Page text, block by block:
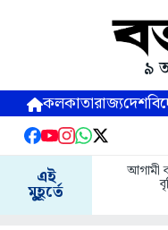
৯
কলকাতারাজ্যদেশ
এই
মুহূর্তে
আগামী